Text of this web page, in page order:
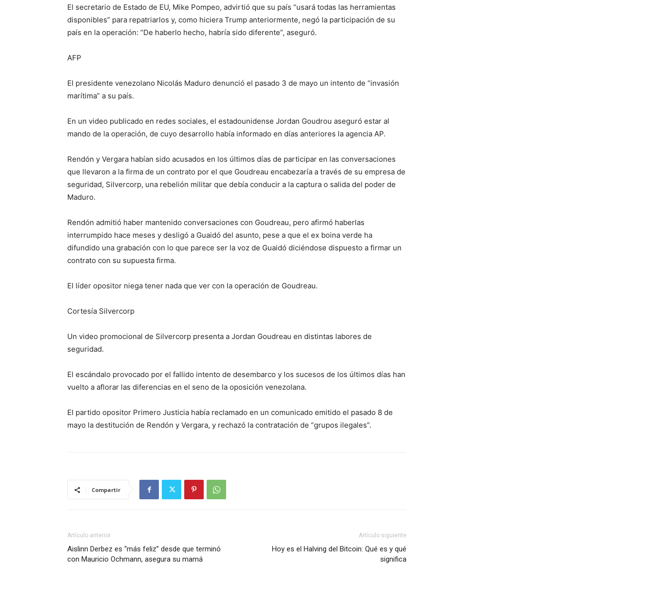
El secretario de Estado de EU, Mike Pompeo, advirtió que su país “usará todas las herramientas
disponibles” para repatriarlos y, como hiciera Trump anteriormente, negó la participación de su
país en la operación: “De haberlo hecho, habría sido diferente”, aseguró.
AFP
El presidente venezolano Nicolás Maduro denunció el pasado 3 de mayo un intento de “invasión
marítima” a su país.
En un video publicado en redes sociales, el estadounidense Jordan Goudrou aseguró estar al
mando de la operación, de cuyo desarrollo había informado en días anteriores la agencia AP.
Rendón y Vergara habían sido acusados en los últimos días de participar en las conversaciones
que llevaron a la firma de un contrato por el que Goudreau encabezaría a través de su empresa de
seguridad, Silvercorp, una rebelión militar que debía conducir a la captura o salida del poder de
Maduro.
Rendón admitió haber mantenido conversaciones con Goudreau, pero afirmó haberlas
interrumpido hace meses y desligó a Guaidó del asunto, pese a que el ex boina verde ha
difundido una grabación con lo que parece ser la voz de Guaidó diciéndose dispuesto a firmar un
contrato con su supuesta firma.
El líder opositor niega tener nada que ver con la operación de Goudreau.
Cortesía Silvercorp
Un video promocional de Silvercorp presenta a Jordan Goudreau en distintas labores de
seguridad.
El escándalo provocado por el fallido intento de desembarco y los sucesos de los últimos días han
vuelto a aflorar las diferencias en el seno de la oposición venezolana.
El partido opositor Primero Justicia había reclamado en un comunicado emitido el pasado 8 de
mayo la destitución de Rendón y Vergara, y rechazó la contratación de “grupos ilegales”.
Compartir
Artículo anterior
Aislinn Derbez es “más feliz” desde que terminó
con Mauricio Ochmann, asegura su mamá
Artículo siguiente
Hoy es el Halving del Bitcoin: Qué es y qué
significa